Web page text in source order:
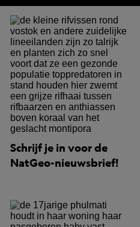
Schrijf je in voor de
NatGeo-nieuwsbrief!